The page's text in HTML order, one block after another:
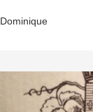
Dominique